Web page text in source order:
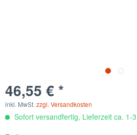
46,55 € *
inkl. MwSt. zzgl. Versandkosten
Sofort versandfertig, Lieferzeit ca. 1-